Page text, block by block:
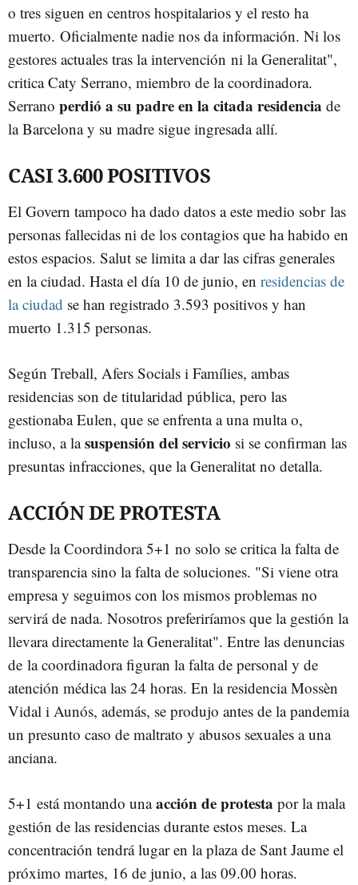
o tres siguen en centros hospitalarios y el resto ha
muerto. Oficialmente nadie nos da información. Ni los
gestores actuales tras la intervención ni la Generalitat",
critica Caty Serrano, miembro de la coordinadora.
Serrano perdió a su padre en la citada residencia de
la Barcelona y su madre sigue ingresada allí.
CASI 3.600 POSITIVOS
El Govern tampoco ha dado datos a este medio sobr las
personas fallecidas ni de los contagios que ha habido en
estos espacios. Salut se limita a dar las cifras generales
en la ciudad. Hasta el día 10 de junio, en residencias de
la ciudad se han registrado 3.593 positivos y han
muerto 1.315 personas.
Según Treball, Afers Socials i Famílies, ambas
residencias son de titularidad pública, pero las
gestionaba Eulen, que se enfrenta a una multa o,
incluso, a lasuspensión del servicio si se confirman las
presuntas infracciones, que la Generalitat no detalla.
ACCIÓN DE PROTESTA
Desde la Coordindora 5+1 no solo se critica la falta de
transparencia sino la falta de soluciones. "Si viene otra
empresa y seguimos con los mismos problemas no
servirá de nada. Nosotros preferiríamos que la gestión la
llevara directamente la Generalitat". Entre las denuncias
de la coordinadora figuran la falta de personal y de
atención médica las 24 horas. En la residencia Mossèn
Vidal i Aunós, además, se produjo antes de la pandemia
un presunto caso de maltrato y abusos sexuales a una
anciana.
5+1 está montando unaacción de protesta por la mala
gestión de las residencias durante estos meses. La
concentración tendrá lugar en la plaza de Sant Jaume el
próximo martes, 16 de junio, a las 09.00 horas.